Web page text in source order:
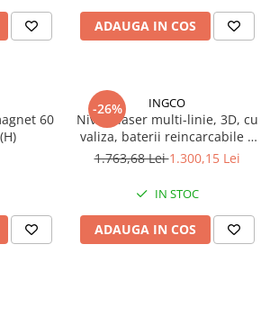
ADAUGA IN COS
60
-26% INGCO
Nivela laser multi-linie, 3D, cu
valiza, baterii reincarcabile +
suport universal
1.763,68 Lei1.300,15 Lei
IN STOC
ADAUGA IN COS